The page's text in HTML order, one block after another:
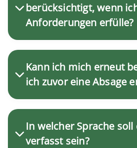
berücksichtigt, wenn
Anforderungen erfülle?
Kann ich mich erneut
ich zuvor eine Absage
In welcher Sprache
verfasst sein?